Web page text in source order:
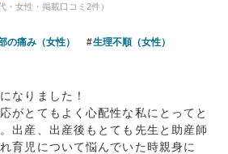
・女性・掲載口コミ2件）
の痛み（女性） 生理不順（女性）
なりました！
がとてもよく心配性な私にとってと
出産、出産後もとても先生と助産師
育児について悩んでいた時親身に